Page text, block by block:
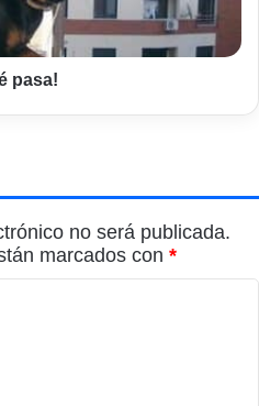
pasa!
no será publicada.
marcados con *